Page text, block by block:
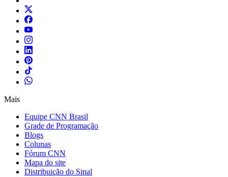
Mais
Equipe CNN Brasil
Grade de Programação
Blogs
Colunas
Fórum CNN
Mapa do site
Distribuição do Sinal